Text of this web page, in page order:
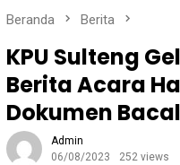
Beranda Berita
KPU Sulteng
Berita Acara
Dokumen
Admin
06/08/2023
252 views